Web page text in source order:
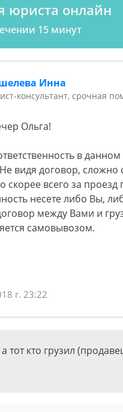
юриста онлайн
15 минут
Инна
консультант, срочная
Ольга!
в
видя договор, сложно
скорее всего за
несете либо Вы,
между Вами и
самовывозом.
г. 23:22
тот кто грузил